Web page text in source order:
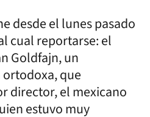
desde el lunes pasado
cual reportarse: el
Goldfajn, un
que
director, el mexicano
estuvo muy